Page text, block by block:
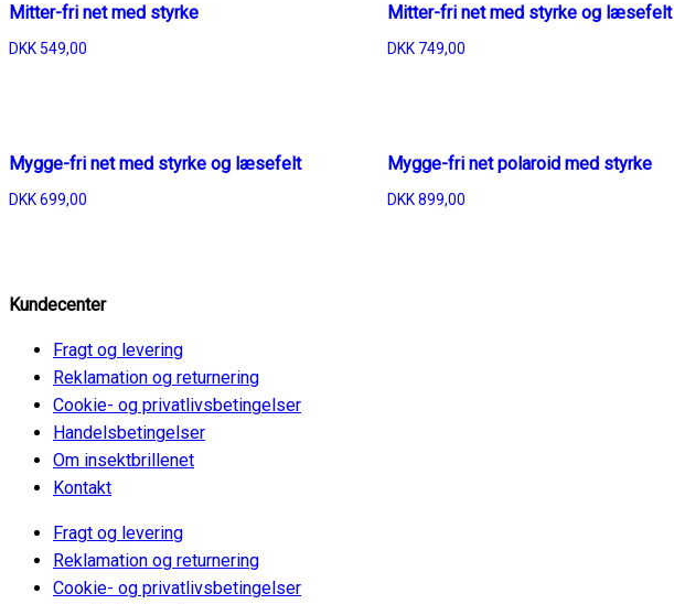
Mitter-fri net med styrke
DKK 549,00
Mitter-fri net med styrke og læsefelt
DKK 749,00
Mygge-fri net med styrke og læsefelt
DKK699,00
Mygge-fri net polaroid med styrke
DKK899,00
Kundecenter
Fragt og levering
Reklamation og returnering
Cookie- og privatlivsbetingelser
Handelsbetingelser
Om insektbrillenet
Kontakt
Fragt og levering
Reklamation og returnering
Cookie- og privatlivsbetingelser